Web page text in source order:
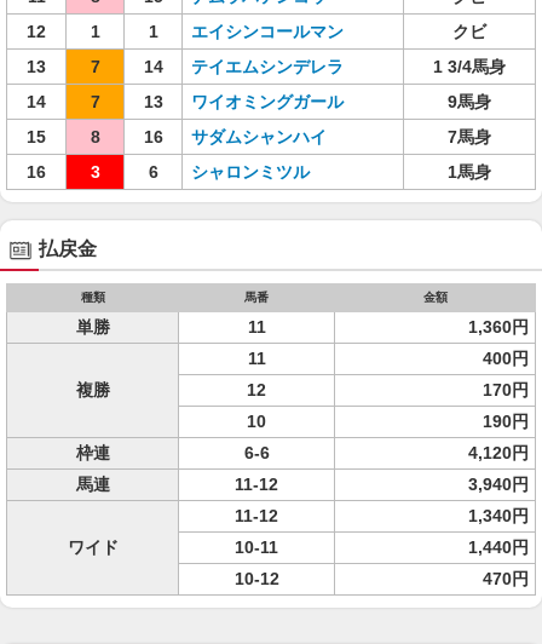
12
1 1 エイシンコールマン
クビ
13
7 14 テイエムシンデレラ
1 3/4馬身
14
7 13 ワイオミングガール
9馬身
15
8 16 サダムシャンハイ
7馬身
16
3 6 シャロンミツル 1馬身
払戻金
種類 馬番 金額
単勝 11 1,360円
複勝
11
400円
12
170円
10
190円
枠連
6-6
4,120円
馬連
11-12 3,940円
ワイド
11-12
1,340円
10-11
1,440円
10-12
470円